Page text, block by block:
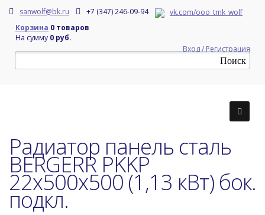
sanwolf@bk.ru +7 (347) 246-09-94
vk.com/ooo_tmk_wolf
Корзина 0 товаров
На сумму 0 руб.
Вход / Регистрация
Радиатор панель сталь
BERGERR PKKP
22x500x500 (1,13 кВт) бок.
подкл.